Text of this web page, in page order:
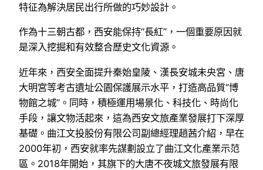
特征為解決居民出行所做的巧妙設計。
作為十三朝古都，西安能保持“長紅”，一個重要原因就
是深入挖掘和有效整合歷史文化資源。
近年來，西安全面提升秦始皇陵、漢長安城未央宮、唐
大明宮等考古遺址公園保護展示水平，打造高品質“博
物館之城”。同時，積極運用場景化、科技化、時尚化
手段，讓文物活起來，這為西安文旅產業發展打下深厚
基礎。曲江文投股份有限公司副總經理趙茜介紹，早在
2000年初，西安就率先謀劃設立了曲江文化產業示范
區。2018年開始，其旗下的大唐不夜城文旅發展有限